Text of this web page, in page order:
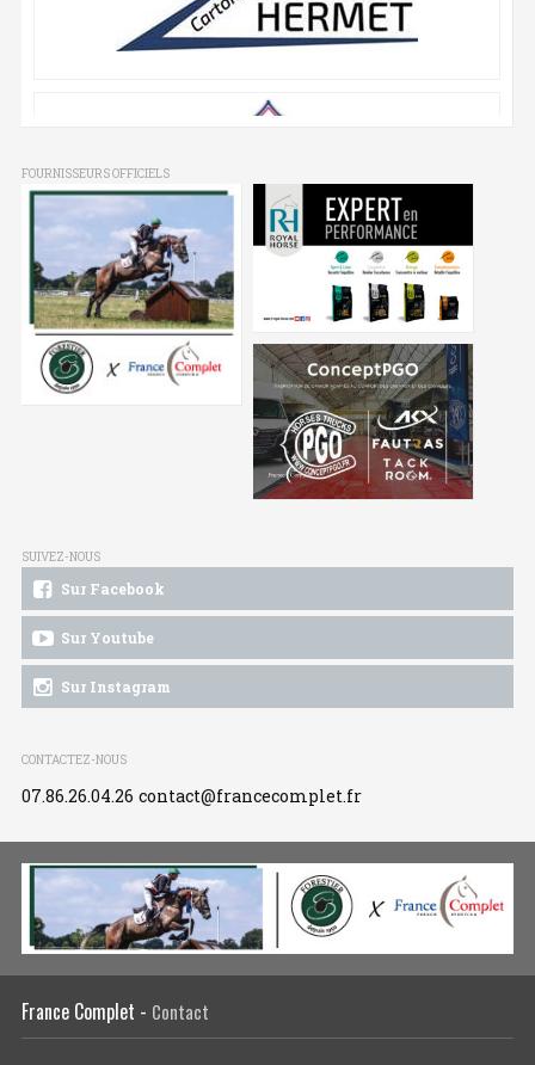
FOURNISSEURS OFFICIELS
SUIVEZ-NOUS
Sur Facebook
Sur Youtube
Sur Instagram
CONTACTEZ-NOUS
07.86.26.04.26 contact@francecomplet.fr
France Complet - Contact